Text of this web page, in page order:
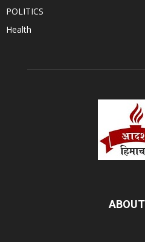
POLITICS
Health